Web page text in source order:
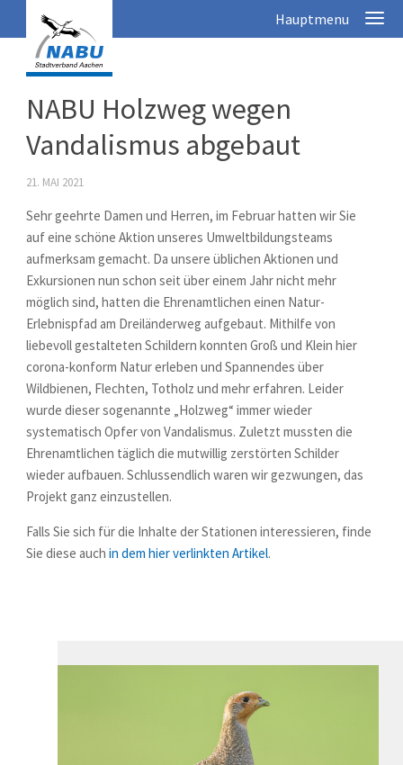
NABU Holzweg wegen
Vandalismus abgebaut
21. MAI 2021
Sehr geehrte Damen und Herren, im Februar hatten wir Sie
auf eine schöne Aktion unseres Umweltbildungsteams
aufmerksam gemacht. Da unsere üblichen Aktionen und
Exkursionen nun schon seit über einem Jahr nicht mehr
möglich sind, hatten die Ehrenamtlichen einen Natur-
Erlebnispfad am Dreiländerweg aufgebaut. Mithilfe von
liebevoll gestalteten Schildern konnten Groß und Klein hier
corona-konform Natur erleben und Spannendes über
Wildbienen, Flechten, Totholz und mehr erfahren. Leider
wurde dieser sogenannte „Holzweg“ immer wieder
systematisch Opfer von Vandalismus. Zuletzt mussten die
Ehrenamtlichen täglich die mutwillig zerstörten Schilder
wieder aufbauen. Schlussendlich waren wir gezwungen, das
Projekt ganz einzustellen.
Falls Sie sich für die Inhalte der Stationen interessieren, finde
Sie diese auch in dem hier verlinkten Artikel.